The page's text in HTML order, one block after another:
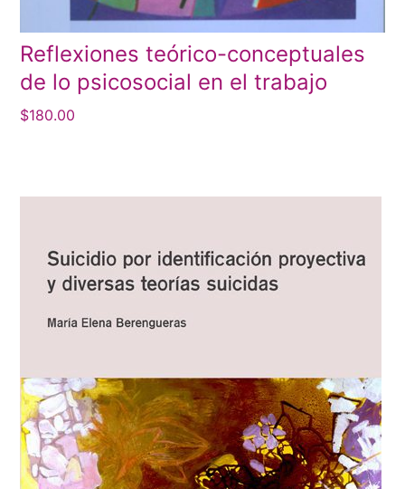
Reflexiones teórico-conceptuales
de lo psicosocial en el trabajo
$180.00